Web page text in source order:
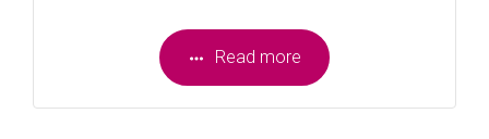
Read more